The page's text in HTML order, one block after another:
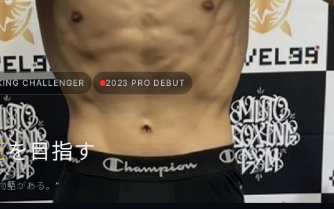
CHALLENGER 2023 PRO DEBUT
を目指す
語がある。”